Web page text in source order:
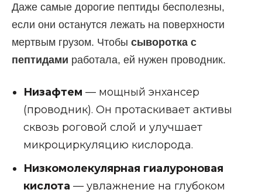
Даже самые дорогие пептиды бесполезны,
если они останутся лежать на поверхности
мертвым грузом. Чтобы сыворотка с
пептидами работала, ей нужен проводник.
Низафтем — мощный энхансер
(проводник). Он протаскивает активы
сквозь роговой слой и улучшает
микроциркуляцию кислорода.
Низкомолекулярная гиалуроновая
кислота — увлажнение на глубоком